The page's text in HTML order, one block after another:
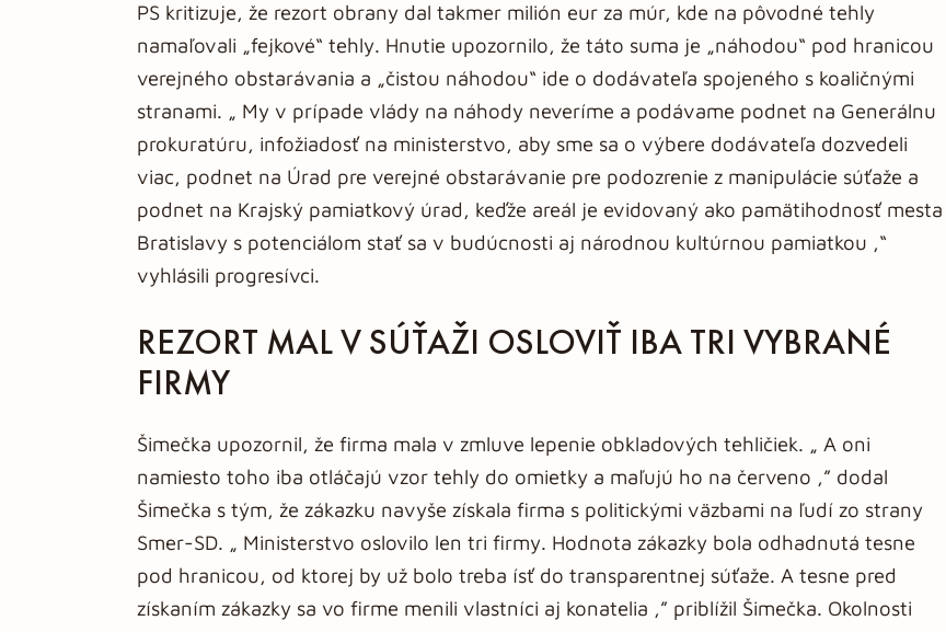
PS kritizuje, že rezort obrany dal takmer milión eur za múr, kde na pôvodné tehly
namaľovali „fejkové“ tehly. Hnutie upozornilo, že táto suma je „náhodou“ pod hranicou
verejného obstarávania a „čistou náhodou“ ide o dodávateľa spojeného s koaličnými
stranami. „ My v prípade vlády na náhody neveríme a podávame podnet na Generálnu
prokuratúru, infožiadosť na ministerstvo, aby sme sa o výbere dodávateľa dozvedeli
viac, podnet na Úrad pre verejné obstarávanie pre podozrenie z manipulácie súťaže a
podnet na Krajský pamiatkový úrad, keďže areál je evidovaný ako pamätihodnosť mesta
Bratislavy s potenciálom stať sa v budúcnosti aj národnou kultúrnou pamiatkou ,“
vyhlásili progresívci.
REZORT MAL V SÚŤAŽI OSLOVIŤ IBA TRI VYBRANÉ
FIRMY
Šimečka upozornil, že firma mala v zmluve lepenie obkladových tehličiek. „ A oni
namiesto toho iba otláčajú vzor tehly do omietky a maľujú ho na červeno ,” dodal
Šimečka s tým, že zákazku navyše získala firma s politickými väzbami na ľudí zo strany
Smer-SD. „ Ministerstvo oslovilo len tri firmy. Hodnota zákazky bola odhadnutá tesne
pod hranicou, od ktorej by už bolo treba ísť do transparentnej súťaže. A tesne pred
získaním zákazky sa vo firme menili vlastníci aj konatelia ,” priblížil Šimečka. Okolnosti